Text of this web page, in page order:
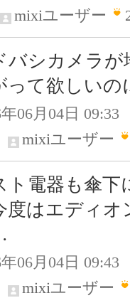
mixiユーザー
バシカメラが
って欲しいの
06月04日 09:33
mixiユーザー
ト電器も傘下
度はエディオ
06月04日 09:43
mixiユーザー